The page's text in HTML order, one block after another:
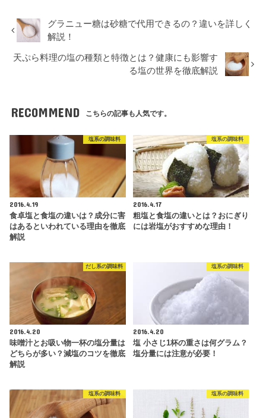
グラニュー糖は砂糖で代用できるの？違いを詳しく
解説！
天ぷら料理の塩の種類と特徴とは？健康にも影響す
る塩の世界を徹底解説
RECOMMEND こちらの記事も人気です。
塩系の調味料
2016.4.19
食卓塩と食塩の違いは？成分に害
はあるといわれている理由を徹底
解説
塩系の調味料
2016.4.17
粗塩と食塩の違いとは？おにぎり
には岩塩がおすすめな理由！
だし系の調味料
2016.4.20
味噌汁とお吸い物一杯の塩分量は
どちらが多い？減塩のコツを徹底
解説
塩系の調味料
2016.4.20
塩 小さじ1杯の重さは何グラム？
塩分量には注意が必要！
塩系の調味料 塩系の調味料